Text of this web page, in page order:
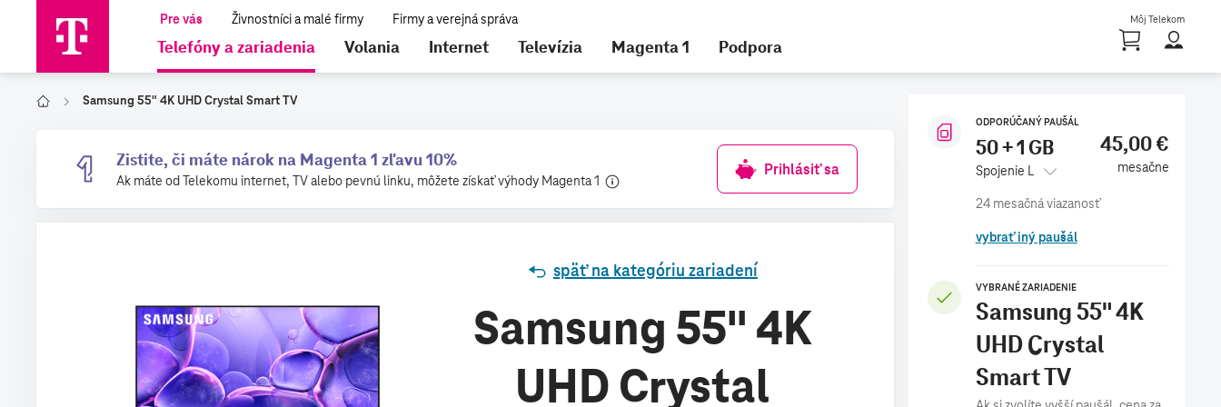
Môj Telekom
Telefóny a zariadenia Volania Internet Televízia Magenta 1 Podpora
Domov Samsung 55" 4K UHD Crystal Smart TV
Zistite, či máte nárok na Magenta 1 zľavu 10%
Ak máte od Telekomu internet, TV alebo pevnú linku, môžete získať výhody Magenta 1
Prihlásiť sa
späť na kategóriu zariadení
Samsung 55" 4K
UHD Crystal
ODPORÚČANÝ PAUŠÁL
50 + 1 GB
Spojenie L
45,00 €
mesačne
vybrať iný paušál
VYBRANÉ ZARIADENIE
Samsung 55" 4K
UHD Crystal
Smart TV